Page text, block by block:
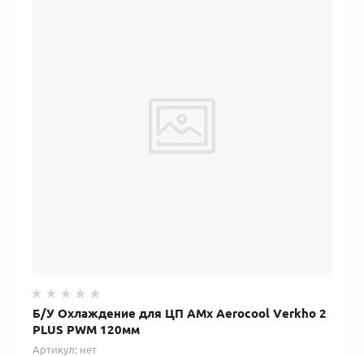
Б/У Охлаждение для ЦП AMx Aerocool Verkho 2
PLUS PWM 120мм
Артикул: нет